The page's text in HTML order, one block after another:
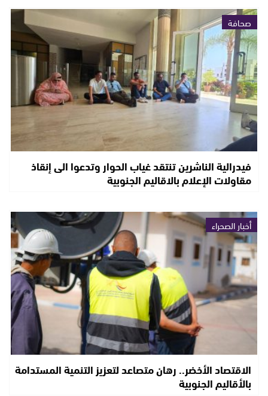
صحافة
فيدرالية الناشرين تنتقد غياب الحوار وتدعوا الى إنقاذ
مقاولات الإعلام بالاقاليم الجنوبية
أخبار الصحراء
الاقتصاد الأخضر.. رهان متصاعد لتعزيز التنمية المستدامة
بالأقاليم الجنوبية